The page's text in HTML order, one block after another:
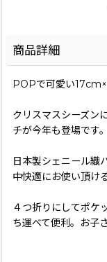
商品詳細
POPで可愛い
クリスマスシーズン
チが今年も登場です。
日本製シェニール織
中快適にお使い頂け
４つ折りにしてポケ
ち運べて便利。お子